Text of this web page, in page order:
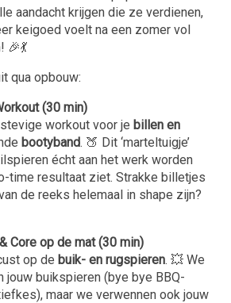
aandacht krijgen die ze verdienen,
keigoed voelt na een zomer vol
🎉💃
qua opbouw:
(30 min)
workout voor je billen en
bootyband. 🍑 Dit ‘marteltuigje’
écht aan het werk worden
time resultaat ziet. Strakke billetjes
de reeks helemaal in shape zijn?
Core op de mat (30 min)
op de buik- en rugspieren. 💥 We
jouw buikspieren (bye bye BBQ-
maar we verwennen ook jouw